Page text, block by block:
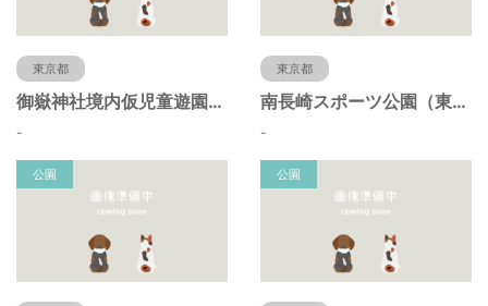
東京都
御嶽神社境内仮児童遊園（東京都豊島区）
-
東京都
南長崎スポーツ公園（東京都豊島区）
-
公園 公園